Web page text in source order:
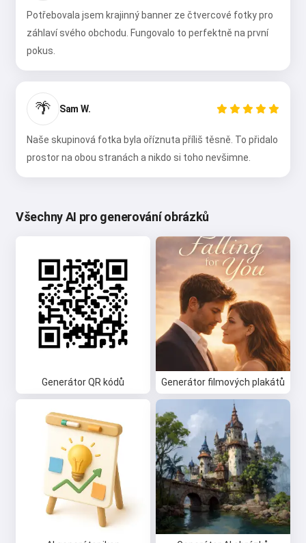
Potřebovala jsem krajinný banner ze čtvercové fotky pro
záhlaví svého obchodu. Fungovalo to perfektně na první
pokus.
🌴 Sam W.
Naše skupinová fotka byla oříznuta příliš těsně. To přidalo
prostor na obou stranách a nikdo si toho nevšimne.
Všechny AI pro generování obrázků
Generátor QR kódů Generátor filmových plakátů